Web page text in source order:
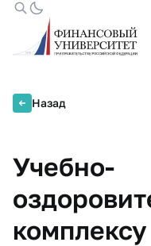
Назад
Учебно-